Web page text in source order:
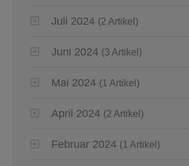
Juli 2024 (2 Artikel)
Juni 2024 (3 Artikel)
Mai 2024 (1 Artikel)
April 2024 (2 Artikel)
Februar 2024 (1 Artikel)